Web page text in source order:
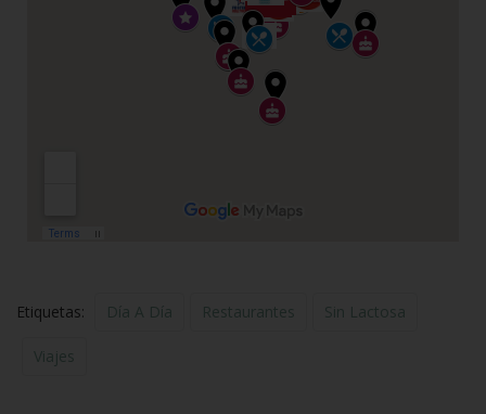
Etiquetas: Día A Día Restaurantes Sin Lactosa
Viajes